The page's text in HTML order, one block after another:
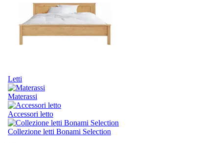
Letti
Materassi
Accessori letto
Collezione letti Bonami Selection